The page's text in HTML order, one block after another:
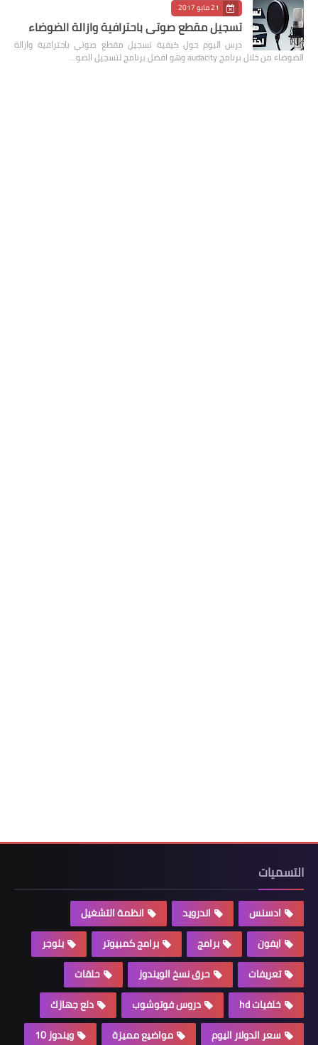
21 مايو 2017
تسجيل مقطع صوتي باحترافية وازالة الضوضاء
درس اليوم حول كيفية تسجيل مقطع صوتي باحترافية وازالة
الضوضاء من خلال برنامج audacity وهو افضل برنامج لتسجيل الصو…
التسميات
ادسنس اندرويد
انظمة التشغيل
ايفون
برامج برامج كمبيوتر
بلوجر
تعريفات
حرق نسخ الويندوز
حلقات
خلفيات hd
دروس فوتوشوب
دلع جهازك
سعر الدولار اليوم
مواضيع مميزة
ويندوز 10